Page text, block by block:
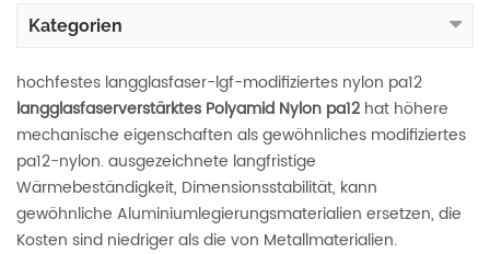
Kategorien
hochfestes langglasfaser-lgf-modifiziertes nylon pa12
langglasfaserverstärktes Polyamid Nylon pa12 hat höhere
mechanische eigenschaften als gewöhnliches modifiziertes
pa12-nylon. ausgezeichnete langfristige
Wärmebeständigkeit, Dimensionsstabilität, kann
gewöhnliche Aluminiumlegierungsmaterialien ersetzen, die
Kosten sind niedriger als die von Metallmaterialien.